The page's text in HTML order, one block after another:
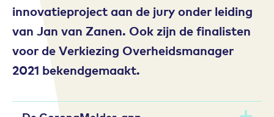
innovatieproject aan de jury onder leiding
van Jan van Zanen. Ook zijn de finalisten
voor de Verkiezing Overheidsmanager
2021 bekendgemaakt.